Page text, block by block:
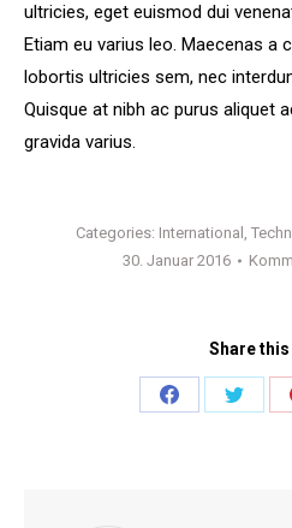
ultricies, eget euismod dui
Etiam eu varius leo. Maecenas a
lobortis ultricies sem, nec
Quisque at nibh ac purus aliquet
gravida varius.
Categories: International ,
30. Januar 2016
Share
Share
Share